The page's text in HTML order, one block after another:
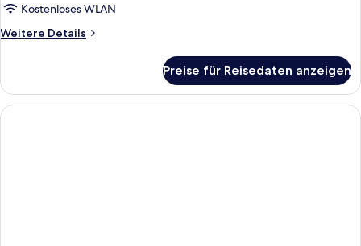
Kostenloses WLAN
Weitere Details
Weitere
Preise für Reisedaten anzeigen